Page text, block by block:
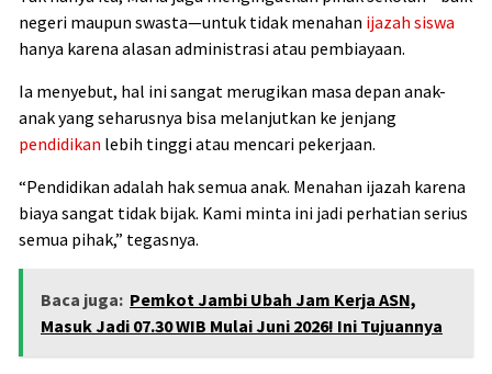
negeri maupun swasta—untuk tidak menahan ijazah siswa
hanya karena alasan administrasi atau pembiayaan.
Ia menyebut, hal ini sangat merugikan masa depan anak-
anak yang seharusnya bisa melanjutkan ke jenjang
pendidikan lebih tinggi atau mencari pekerjaan.
“Pendidikan adalah hak semua anak. Menahan ijazah karena
biaya sangat tidak bijak. Kami minta ini jadi perhatian serius
semua pihak,” tegasnya.
Baca juga: Pemkot Jambi Ubah Jam Kerja ASN,
Masuk Jadi 07.30 WIB Mulai Juni 2026! Ini Tujuannya